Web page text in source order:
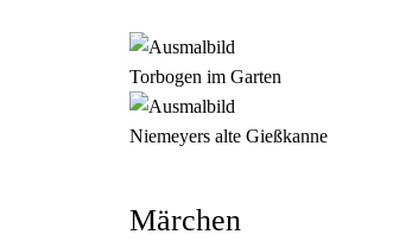
Torbogen im Garten
Niemeyers alte Gießkanne
Märchen